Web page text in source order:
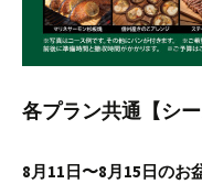
各プラン共通【シー
8月11日〜8月15日のお